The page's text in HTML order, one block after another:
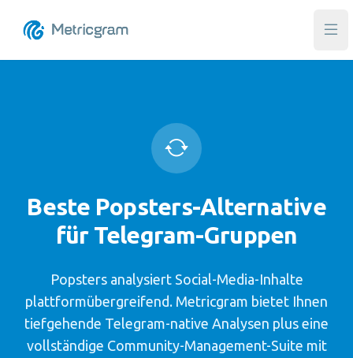
Beste Popsters-Alternative
für Telegram-Gruppen
Popsters analysiert Social-Media-Inhalte
plattformübergreifend. Metricgram bietet Ihnen
tiefgehende Telegram-native Analysen plus eine
vollständige Community-Management-Suite mit